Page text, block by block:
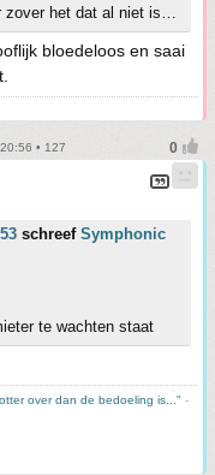
zover het dat al niet is…
bloedeloos en saai
• 127
schreef Symphonic
te wachten staat
over dan de bedoeling is..." -